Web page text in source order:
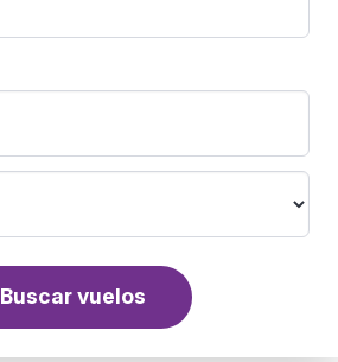
Buscar vuelos